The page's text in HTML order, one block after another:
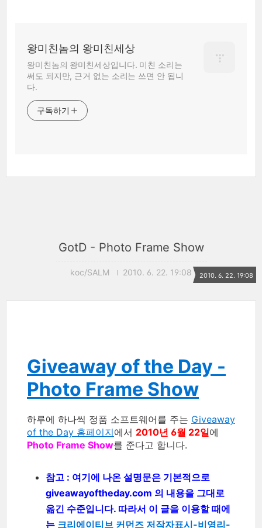
왕미친놈의 왕미친세상
왕미친놈의 왕미친세상입니다. 미친 소리는
써도 되지만, 근거 없는 소리는 쓰면 안 됩니
다.
구독하기
GotD - Photo Frame Show
koc/SALM 2010. 6. 22. 19:08 2010. 6. 22. 19:08
Giveaway of the Day -
Photo Frame Show
하루에 하나씩 정품 소프트웨어를 주는 Giveaway
of the Day 홈페이지에서 2010년 6월 22일에
Photo Frame Show를 준다고 합니다.
참고 : 여기에 나온 설명문은 기본적으로
giveawayoftheday.com 의 내용을 그대로
옮긴 수준입니다. 따라서 이 글을 이용할 때에
는 크리에이티브 커먼즈 저작자표시-비영리-